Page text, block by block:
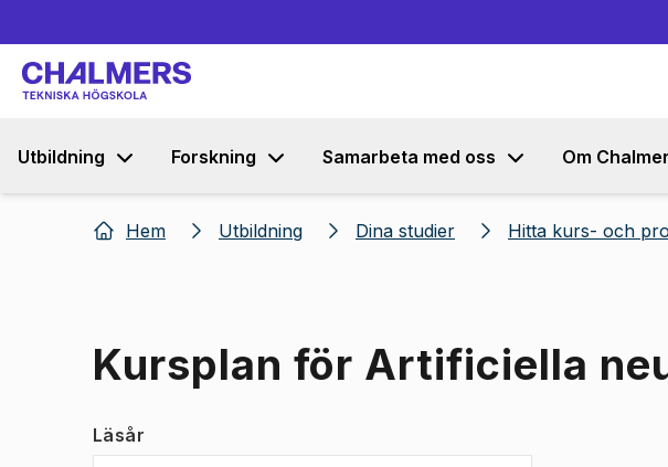
Utbildning Forskning Samarbeta med oss Om
Hem Utbildning Dina studier Hitta kurs- och
Kursplan för Artificiella
Läsår